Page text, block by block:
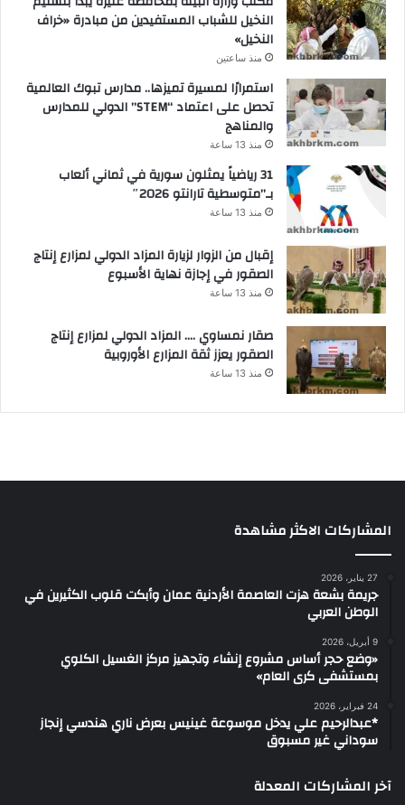
النخيل للشباب المستفيدين من مبادرة «خراف
النخيل»
منذ ساعتين
استمرارًا لمسيرة تميزها.. مدارس تبوك العالمية
تحصل على اعتماد “STEM” الدولي للمدارس
والمناهج
منذ 13 ساعة
31 رياضياً يمثلون سورية في ثماني ألعاب
بـ”متوسطية تارانتو 2026″
منذ 13 ساعة
إقبال من الزوار لزيارة المزاد الدولي لمزارع إنتاج
الصقور في إجازة نهاية الأسبوع
منذ 13 ساعة
صقار نمساوي …. المزاد الدولي لمزارع إنتاج
الصقور يعزز ثقة المزارع الأوروبية
منذ 13 ساعة
المشاركات الاكثر مشاهدة
27 يناير، 2026
جريمة بشعة هزت العاصمة الأردنية عمان وأبكت قلوب الكثيرين في
الوطن العربي
9 أبريل، 2026
«وضع حجر أساس مشروع إنشاء وتجهيز مركز الغسيل الكلوي
بمستشفى كرى العام»
24 فبراير، 2026
*عبدالرحيم علي يدخل موسوعة غينيس بعرض ناري هندسي إنجاز
سوداني غير مسبوق
آخر المشاركات المعدلة